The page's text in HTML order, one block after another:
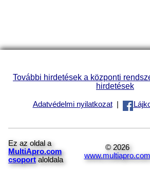
További hirdetések a központi
hirdetések
Adatvédelmi nyilatkozat|
Ez az oldal a
MultiApro.com
csoport aloldala
© 2026
www.multiapro.com